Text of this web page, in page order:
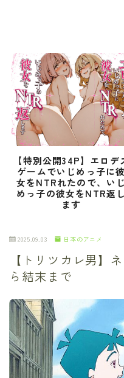
【特別公開34P】エロデ
ゲームでいじめっ子に彼
女をNTRれたので、いじ
めっ子の彼女をNTR返し
ます
2025.09.03 日本のアニメ
【トリツカレ男】
ら結末まで